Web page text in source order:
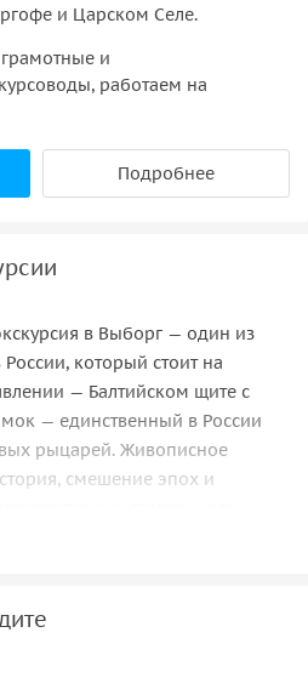
и Царском Селе.
и
работаем на
Подробнее
в Выборг — один из
который стоит на
— Балтийском щите с
— единственный в России
рыцарей. Живописное
смешение эпох и
школьникам!
в Скандинавии (48,6
— дом богатого шведского